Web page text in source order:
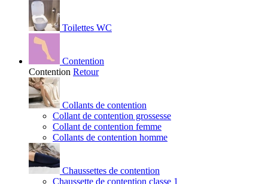
Toilettes WC
Contention
Contention Retour
Collants de contention
Collant de contention grossesse
Collant de contention femme
Collants de contention homme
Chaussettes de contention
Chaussette de contention classe 1